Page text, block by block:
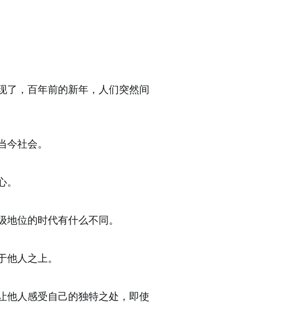
了，百年前的新年，人们突然间
社会。
位的时代有什么不同。
人之上。
他人感受自己的独特之处，即使